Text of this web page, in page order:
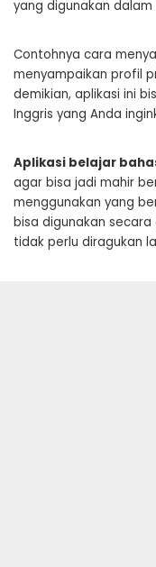
yang digunakan
Contohnya cara
menyampaikan profil
demikian, aplikasi ini
Inggris yang Anda
Aplikasi belajar
agar bisa jadi mahir
menggunakan yang
bisa digunakan
tidak perlu diragukan